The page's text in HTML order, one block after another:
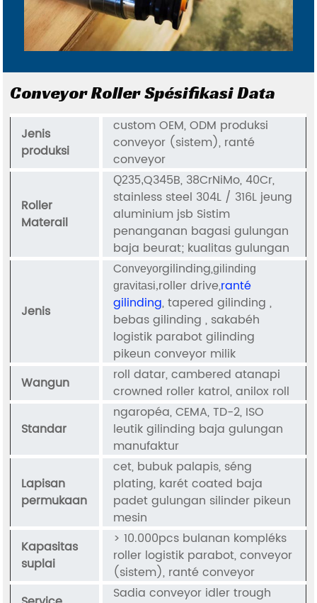
Conveyor Roller Spésifikasi Data
Jenis
produksi
custom OEM, ODM produksi
conveyor (sistem), ranté
conveyor
Roller
Materail
Q235,Q345B, 38CrNiMo, 40Cr,
stainless steel 304L / 316L jeung
aluminium jsb Sistim
penanganan bagasi gulungan
baja beurat; kualitas gulungan
Jenis
Conveyorgilinding,gilinding
gravitasi,roller drive,ranté
gilinding, tapered gilinding ,
bebas gilinding , sakabéh
logistik parabot gilinding
pikeun conveyor milik
Wangun
roll datar, cambered atanapi
crowned roller katrol, anilox roll
Standar
ngaropéa, CEMA, TD-2, ISO
leutik gilinding baja gulungan
manufaktur
Lapisan
permukaan
cet, bubuk palapis, séng
plating, karét coated baja
padet gulungan silinder pikeun
mesin
Kapasitas
suplai
> 10.000pcs bulanan kompléks
roller logistik parabot, conveyor
(sistem), ranté conveyor
Sadia conveyor idler trough